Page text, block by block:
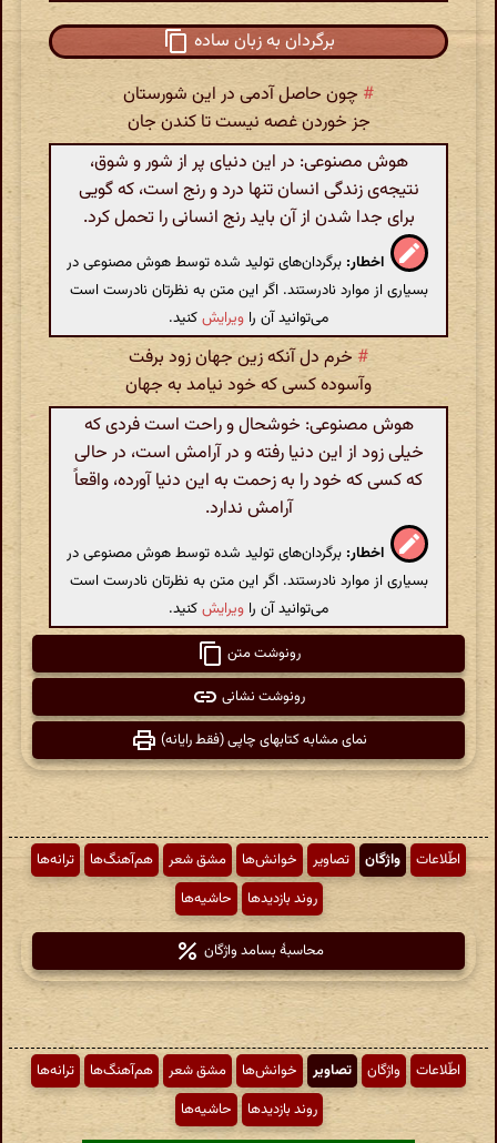
برگردان به زبان ساده
# چون حاصل آدمی در این شورستان
جز خوردن غصه نیست تا کندن جان
هوش مصنوعی: در این دنیای پر از شور و شوق،
نتیجه‌ی زندگی انسان تنها درد و رنج است، که گویی
برای جدا شدن از آن باید رنج انسانی را تحمل کرد.
اخطار: برگردان‌های تولید شده توسط هوش مصنوعی در
بسیاری از موارد نادرستند. اگر این متن به نظرتان نادرست است
می‌توانید آن را ویرایشکنید.
# خرم دل آنکه زین جهان زود برفت
وآسوده کسی که خود نیامد به جهان
هوش مصنوعی: خوشحال و راحت است فردی که
خیلی زود از این دنیا رفته و در آرامش است، در حالی
که کسی که خود را به زحمت به این دنیا آورده، واقعاً
آرامش ندارد.
اخطار: برگردان‌های تولید شده توسط هوش مصنوعی در
بسیاری از موارد نادرستند. اگر این متن به نظرتان نادرست است
می‌توانید آن را ویرایشکنید.
رونوشت متن
رونوشت نشانی
نمای مشابه کتابهای چاپی (فقط رایانه)
اطّلاعات واژگان تصاویر خوانش‌ها مشق شعر هم‌آهنگ‌ها
ترانه‌ها
روند بازدیدها
حاشیه‌ها
محاسبهٔ بسامد واژگان
اطّلاعات واژگان تصاویر خوانش‌ها مشق شعر هم‌آهنگ‌ها
ترانه‌ها
روند بازدیدها
حاشیه‌ها